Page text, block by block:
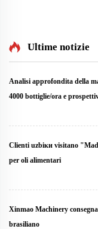
Ultime notizie
Analisi approfondita della
4000 bottiglie/ora e
Clienti uzbiки visitano
per oli alimentari
Xinmao Machinery
brasiliano